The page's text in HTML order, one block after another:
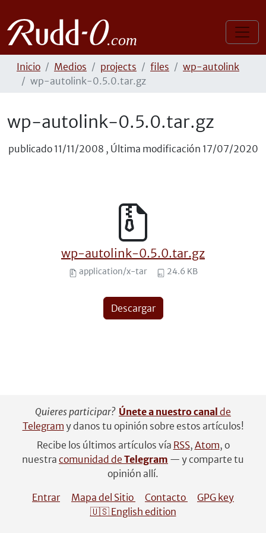
Inicio Medios projects files
wp-autolink
wp-autolink-0.5.0.tar.gz
wp-autolink-0.5.0.tar.gz
publicado 11/11/2008 , Última modificación 17/07/2020
wp-autolink-0.5.0.tar.gz
application/x-tar 24.6 KB
Descargar
Quieres participar? Únete a nuestro canal de
Telegram y danos tu opinión sobre estos artículos!
Recibe los últimos artículos vía RSS, Atom, o
nuestra comunidad de Telegram — y comparte tu
opinión allí.
Entrar
Mapa del Sitio Contacto
GPG key
🇺🇸 English edition